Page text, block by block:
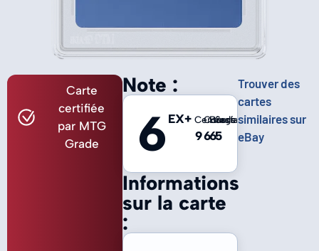
Carte
certifiée
par MTG
Grade
Informations
sur la carte
:
Note :
6 EX+ Centrage
9
Coins
6
Bords
6
Surface
5
Trouver des
cartes
similaires sur
eBay